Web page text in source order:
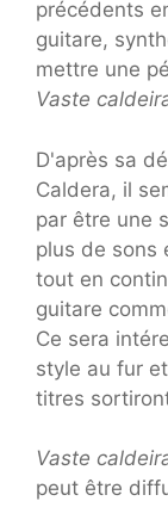
précédents
guitare,
mettre une
Vaste
D'après sa
Caldera, il
par être une
plus de sons
tout en
guitare
Ce sera
style au fur
titres
Vaste
peut être